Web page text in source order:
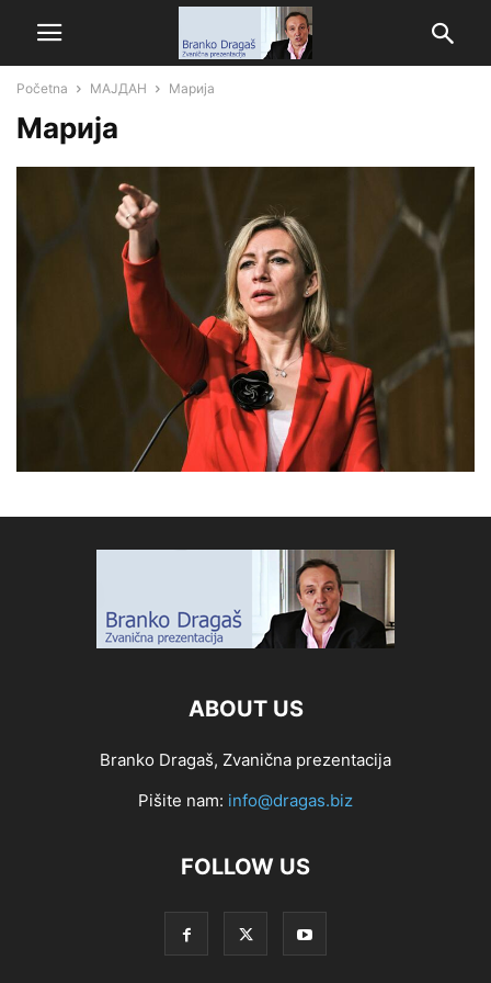
Početna МАЈДАН Марија
Марија
ABOUT US
Branko Dragaš, Zvanična prezentacija
Pišite nam: info@dragas.biz
FOLLOW US